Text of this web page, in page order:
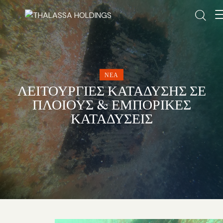
ΝΈΑ
ΛΕΙΤΟΥΡΓΙΕΣ ΚΑΤΑΔΥΣΗΣ ΣΕ
ΠΛΟΙΟΥΣ & ΕΜΠΟΡΙΚΕΣ
ΚΑΤΑΔΥΣΕΙΣ